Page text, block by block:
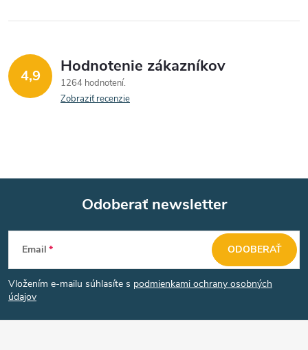
v
ý
s
4,9 Hodnotenie zákazníkov
1264 hodnotení
Zobraziť recenzie
Z
á
p
Odoberať newsletter
Email
Vložením e-mailu súhlasíte s podmienkami ochrany osobných
údajov
ODOBERAŤ